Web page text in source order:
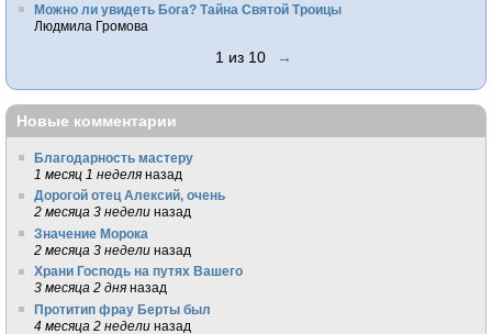
Можно ли увидеть Бога? Тайна Святой Троицы
Людмила Громова
1 из 10 →
Новые комментарии
Благодарность мастеру
1 месяц 1 неделя назад
Дорогой отец Алексий, очень
2 месяца 3 недели назад
Значение Морока
2 месяца 3 недели назад
Храни Господь на путях Вашего
3 месяца 2 дня назад
Протитип фрау Берты был
4 месяца 2 недели назад